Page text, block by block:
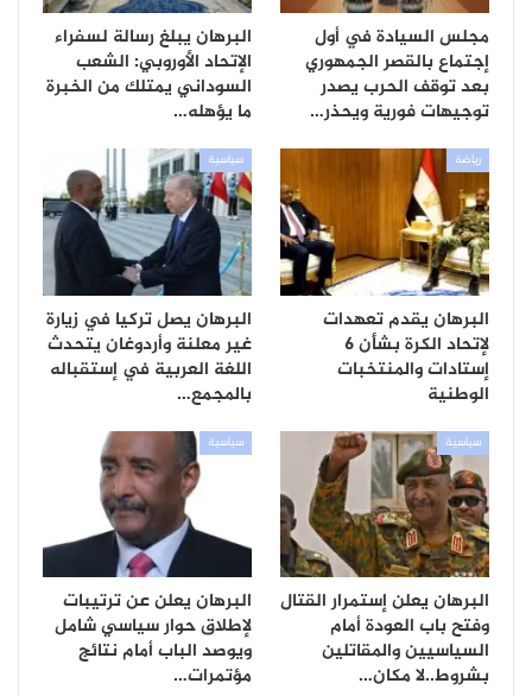
مجلس السيادة في أول
إجتماع بالقصر الجمهوري
بعد توقف الحرب يصدر
توجيهات فورية ويحذر…
البرهان يبلغ رسالة لسفراء
الإتحاد الأوروبي: الشعب
السوداني يمتلك من الخبرة
ما يؤهله…
رياضة
البرهان يقدم تعهدات
لإتحاد الكرة بشأن 6
إستادات والمنتخبات
الوطنية
سياسية
البرهان يصل تركيا في زيارة
غير معلنة وأردوغان يتحدث
اللغة العربية في إستقباله
بالمجمع…
سياسية
البرهان يعلن إستمرار القتال
وفتح باب العودة أمام
السياسيين والمقاتلين
بشروط..لا مكان…
سياسية
البرهان يعلن عن ترتيبات
لإطلاق حوار سياسي شامل
ويوصد الباب أمام نتائج
مؤتمرات…